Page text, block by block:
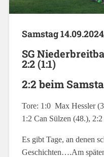
Samstag 14.09.2024
SG
2:2 (1:1)
2:2 beim
Tore: 1:0 Max Hessler
1:2 Can Sülzen (48.),
Es gibt Tage, an denen
Geschichten….Am